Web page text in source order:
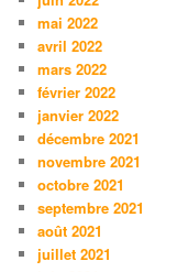
mai 2022
avril 2022
mars 2022
février 2022
janvier 2022
décembre 2021
novembre 2021
octobre 2021
septembre 2021
août 2021
juillet 2021